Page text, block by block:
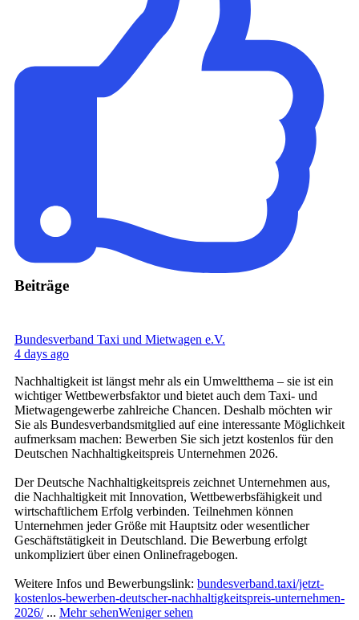
Beiträge
Bundesverband Taxi und Mietwagen e.V.
4 days ago
Nachhaltigkeit ist längst mehr als ein Umweltthema – sie ist ein
wichtiger Wettbewerbsfaktor und bietet auch dem Taxi- und
Mietwagengewerbe zahlreiche Chancen. Deshalb möchten wir
Sie als Bundesverbandsmitglied auf eine interessante Möglichkeit
aufmerksam machen: Bewerben Sie sich jetzt kostenlos für den
Deutschen Nachhaltigkeitspreis Unternehmen 2026.
Der Deutsche Nachhaltigkeitspreis zeichnet Unternehmen aus,
die Nachhaltigkeit mit Innovation, Wettbewerbsfähigkeit und
wirtschaftlichem Erfolg verbinden. Teilnehmen können
Unternehmen jeder Größe mit Hauptsitz oder wesentlicher
Geschäftstätigkeit in Deutschland. Die Bewerbung erfolgt
unkompliziert über einen Onlinefragebogen.
Weitere Infos und Bewerbungslink: bundesverband.taxi/jetzt-
kostenlos-bewerben-deutscher-nachhaltigkeitspreis-unternehmen-
2026/ ... Mehr sehenWeniger sehen